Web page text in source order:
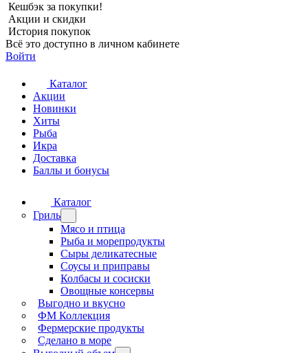
Кешбэк за покупки!
Акции и скидки
История покупок
Всё это доступно в личном кабинете
Войти
Каталог
Акции
Новинки
Хиты
Рыба
Икра
Доставка
Баллы и бонусы
Каталог
Гриль
Мясо и птица
Рыба и морепродукты
Сыры деликатесные
Соусы и приправы
Колбасы и сосиски
Овощные консервы
Выгодно и вкусно
ФМ Коллекция
Фермерские продукты
Сделано в море